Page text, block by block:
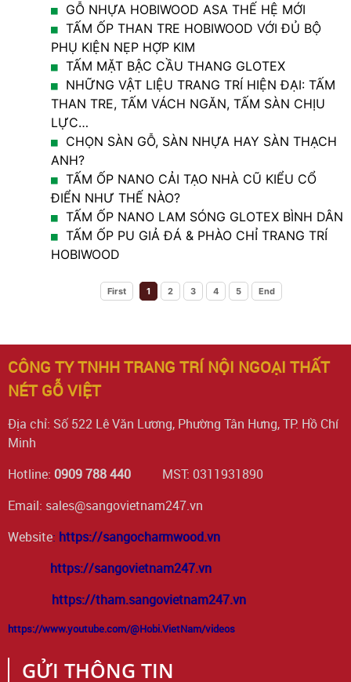
GỖ NHỰA HOBIWOOD ASA THẾ HỆ MỚI
TẤM ỐP THAN TRE HOBIWOOD VỚI ĐỦ BỘ
PHỤ KIỆN NẸP HỢP KIM
TẤM MẶT BẬC CẦU THANG GLOTEX
NHỮNG VẬT LIỆU TRANG TRÍ HIỆN ĐẠI: TẤM
THAN TRE, TẤM VÁCH NGĂN, TẤM SÀN CHỊU
LỰC…
CHỌN SÀN GỖ, SÀN NHỰA HAY SÀN THẠCH
ANH?
TẤM ỐP NANO CẢI TẠO NHÀ CŨ KIỂU CỔ
ĐIỂN NHƯ THẾ NÀO?
TẤM ỐP NANO LAM SÓNG GLOTEX BÌNH DÂN
TẤM ỐP PU GIẢ ĐÁ & PHÀO CHỈ TRANG TRÍ
HOBIWOOD
First 1 2 3 4 5 End
CÔNG TY TNHH TRANG TRÍ NỘI NGOẠI THẤT
NÉT GỖ VIỆT
Địa chỉ: Số 522 Lê Văn Lương, Phường Tân Hưng, TP. Hồ Chí
Minh
Hotline: 0909 788 440 MST: 0311931890
Email: sales@sangovietnam247.vn
Website: https://sangocharmwood.vn
https://sangovietnam247.vn
https://tham.sangovietnam247.vn
https://www.youtube.com/@Hobi.VietNam/videos
GỬI THÔNG TIN